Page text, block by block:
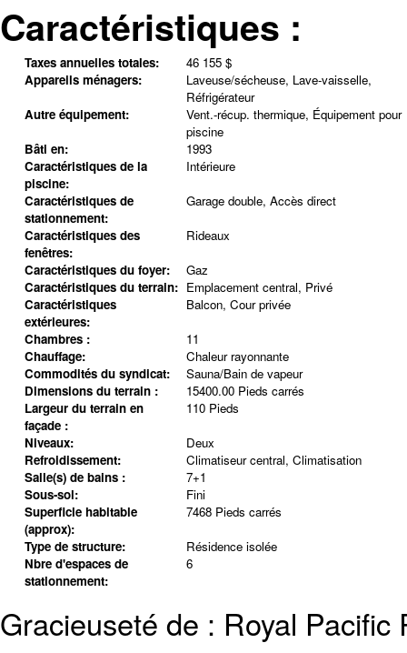
Caractéristiques :
Taxes annuelles totales:
46 155 $
Appareils ménagers:
Laveuse/sécheuse, Lave-vaisselle,
Réfrigérateur
Autre équipement:
Vent.-récup. thermique, Équipement pour
piscine
Bâti en:
1993
Caractéristiques de la
piscine:
Intérieure
Caractéristiques de
stationnement:
Garage double, Accès direct
Caractéristiques des
fenêtres:
Rideaux
Caractéristiques du foyer:
Gaz
Caractéristiques du terrain: Emplacement central, Privé
Caractéristiques
extérieures:
Balcon, Cour privée
Chambres :
11
Chauffage:
Chaleur rayonnante
Commodités du syndicat:
Sauna/Bain de vapeur
Dimensions du terrain :
15400.00 Pieds carrés
Largeur du terrain en
façade :
110 Pieds
Niveaux:
Deux
Refroidissement:
Climatiseur central, Climatisation
Salle(s) de bains :
7+1
Sous-sol:
Fini
Superficie habitable
(approx):
7468 Pieds carrés
Type de structure:
Résidence isolée
Nbre d'espaces de
stationnement:
6
Gracieuseté de : Royal Pacific